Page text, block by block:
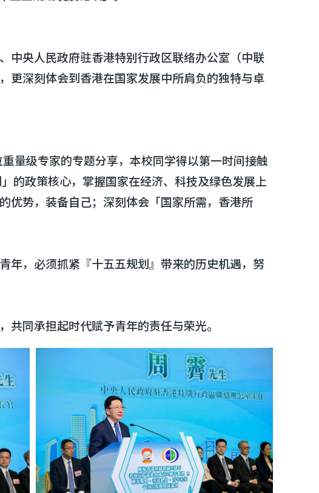
中央人民政府驻香港特别行政区联络办公室（中联
更深刻体会到香港在国家发展中所肩负的独特与卓
量级专家的专题分享，本校同学得以第一时间接触
的政策核心，掌握国家在经济、科技及绿色发展上
优势，装备自己；深刻体会「国家所需，香港所
年，必须抓紧『十五五规划』带来的历史机遇，努
同承担起时代赋予青年的责任与荣光。